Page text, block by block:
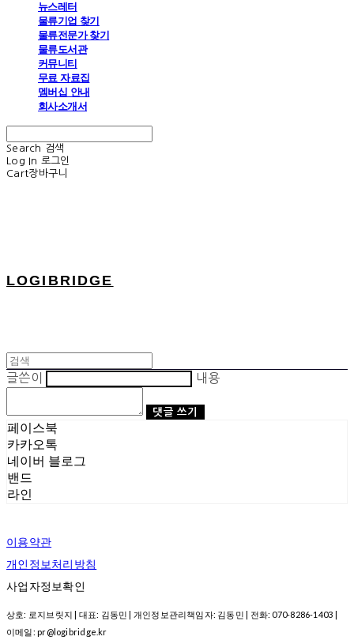
뉴스레터
물류기업 찾기
물류전문가 찾기
물류도서관
커뮤니티
무료 자료집
멤버십 안내
회사소개서
Search
검색
Log In 로그인
Cart장바구니
LOGIBRIDGE
글쓴이 내용
댓글 쓰기
페이스북
카카오톡
네이버 블로그
밴드
라인
이용약관
개인정보처리방침
사업자정보확인
상호: 로지브릿지 | 대표: 김동민 | 개인정보관리책임자: 김동민 | 전화: 070-8286-1403 |
이메일: pr@logibridge.kr